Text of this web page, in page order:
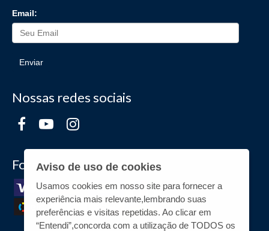
Email:
Enviar
Nossas redes sociais
Formas de Pagamento
Aviso de uso de cookies
Usamos cookies em nosso site para fornecer a
experiência mais relevante,lembrando suas
preferências e visitas repetidas. Ao clicar em
“Entendi”,concorda com a utilização de TODOS os